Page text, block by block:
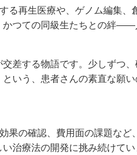
る再生医療や、ゲノム編集、
つての同級生たちとの絆
差する物語です。少しずつ
いう、患者さんの素直な願い
果の確認、費用面の課題など
治療法の開発に挑み続けて